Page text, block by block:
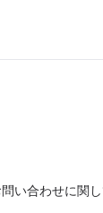
い合わせに関